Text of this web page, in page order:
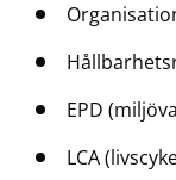
EPD
LCA